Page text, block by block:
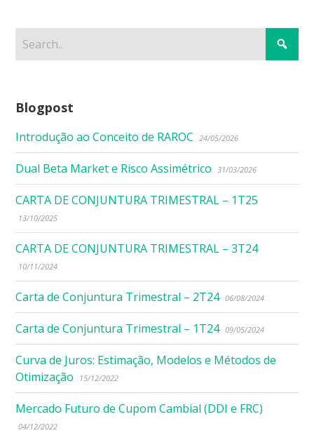
Blogpost
Introdução ao Conceito de RAROC 24/05/2026
Dual Beta Market e Risco Assimétrico 31/03/2026
CARTA DE CONJUNTURA TRIMESTRAL – 1T25
13/10/2025
CARTA DE CONJUNTURA TRIMESTRAL – 3T24
10/11/2024
Carta de Conjuntura Trimestral – 2T24 06/08/2024
Carta de Conjuntura Trimestral – 1T24 09/05/2024
Curva de Juros: Estimação, Modelos e Métodos de
Otimização
15/12/2022
Mercado Futuro de Cupom Cambial (DDI e FRC)
04/12/2022